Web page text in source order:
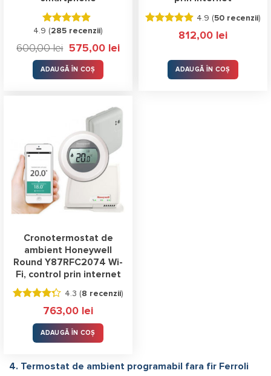
Evaluat la
din 5
4.9 (285 recenzii)
600,00lei
Prețul
inițial
a
fost:
600,00 lei.
575,00 leiPrețul
curent
ADAUGĂ ÎN COȘ
Evaluat la
stele
4.9 (50 recenzii)
812,00 lei
ADAUGĂ ÎN COȘ
Cronotermostat de
ambient Honeywell
Round Y87RFC2074 Wi-
Fi, control prin internet
Evaluat la
stele
din 5
4.3 (8 recenzii)
763,00 lei
ADAUGĂ ÎN COȘ
4. Termostat de ambient programabil fara fir Ferroli